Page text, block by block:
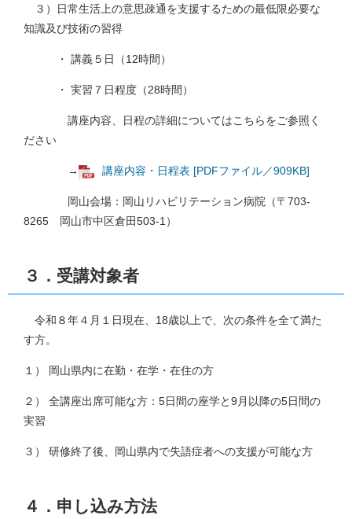
３）日常生活上の意思疎通を支援するための最低限必要な
知識及び技術の習得
・ 講義５日（12時間）
・ 実習７日程度（28時間）
講座内容、日程の詳細についてはこちらをご参照く
ださい
→ 講座内容・日程表 [PDFファイル／909KB]
岡山会場：岡山リハビリテーション病院（〒703-
8265 岡山市中区倉田503-1）
３．受講対象者
令和８年４月１日現在、18歳以上で、次の条件を全て満た
す方。
１） 岡山県内に在勤・在学・在住の方
２） 全講座出席可能な方：5日間の座学と9月以降の5日間の
実習
３） 研修終了後、岡山県内で失語症者への支援が可能な方
４．申し込み方法